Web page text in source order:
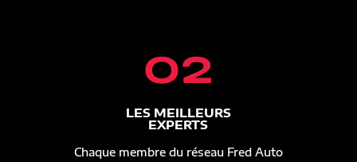
02
LES MEILLEURS
EXPERTS
Chaque membre du réseau Fred Auto